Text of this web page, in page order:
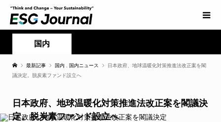
国内
最新記事 国内 国内ニュース
日本政府、地球温暖化対策推進法改正案を閣
議決定。脱炭素ファンド設立へ
日本政府、地球温暖化対策推進法改正案を閣議決
定。脱炭素ファンド設立へ